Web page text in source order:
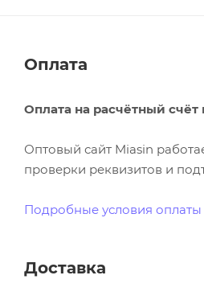
Оплата
Оплата на расчётный счёт
Оптовый сайт Miasin
проверки реквизитов и
Подробные условия оплаты
Доставка